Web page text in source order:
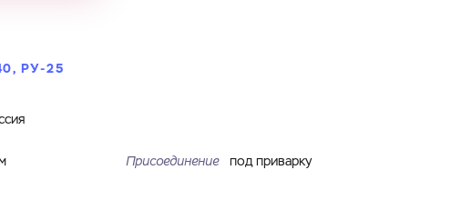
РУ-25
Присоединение под приварку